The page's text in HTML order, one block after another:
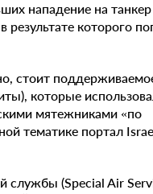
нападение на танкер
которого
стоит
которые
мятежниками «по
тематике портал
службы (Special Air